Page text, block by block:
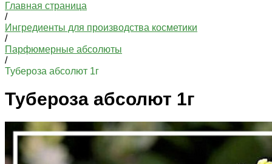
Главная страница
/
Ингредиенты для производства косметики
/
Парфюмерные абсолюты
/
Тубероза абсолют 1г
Тубероза абсолют 1г